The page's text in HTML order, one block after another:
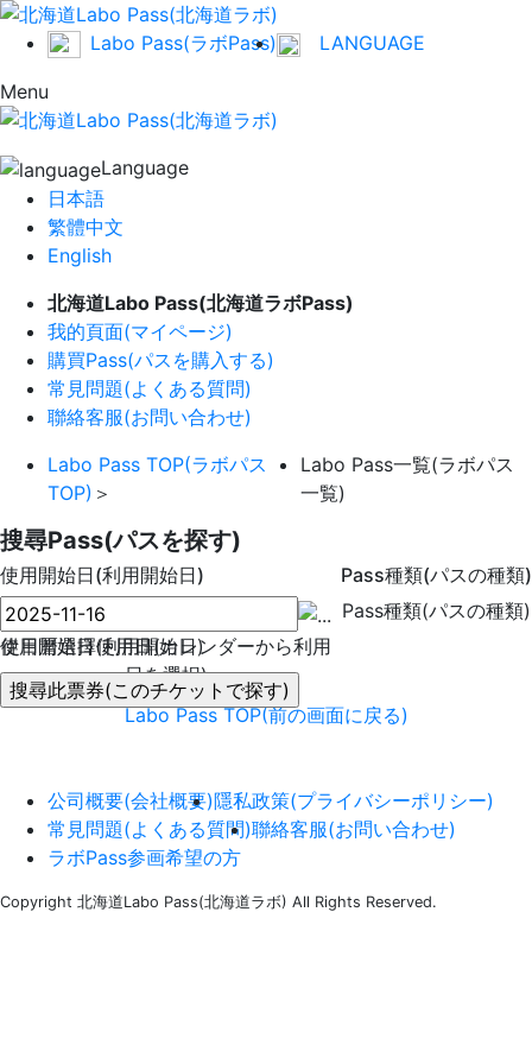
Labo Pass(ラボPass) LANGUAGE
Menu
Language
日本語
繁體中文
English
北海道Labo Pass(北海道ラボPass)
我的頁面(マイページ)
購買Pass(パスを購入する)
常見問題(よくある質問)
聯絡客服(お問い合わせ)
Labo Pass TOP(ラボパス
TOP) ＞
Labo Pass一覧(ラボパス
一覧)
搜尋Pass(パスを探す)
使用開始日(利用開始日)
從日曆選擇使用日(カレンダーから利用
日を選択)
使用開始日(利用開始日)
Pass種類(パスの種類)
Pass種類(パスの種類)
Labo Pass TOP(前の画面に戻る)
公司概要(会社概要)隱私政策(プライバシーポリシー)
常見問題(よくある質問)聯絡客服(お問い合わせ)
ラボPass参画希望の方
Copyright 北海道Labo Pass(北海道ラボ) All Rights Reserved.